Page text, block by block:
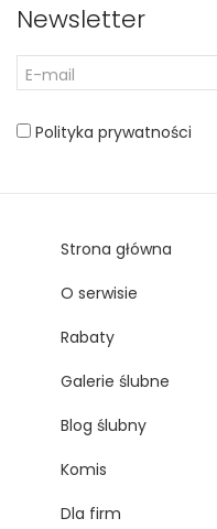
Newsletter
Polityka prywatności
Strona główna
O serwisie
Rabaty
Galerie ślubne
Blog ślubny
Komis
Dla firm